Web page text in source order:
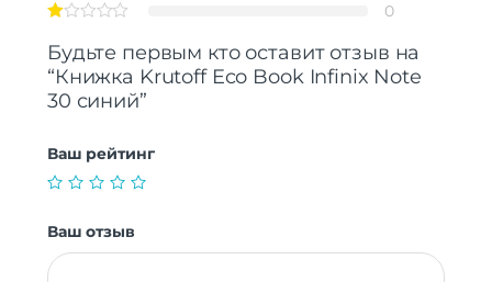
0
Будьте первым кто оставит отзыв на
“Книжка Krutoff Eco Book Infinix Note
30 синий”
Ваш рейтинг
Ваш отзыв